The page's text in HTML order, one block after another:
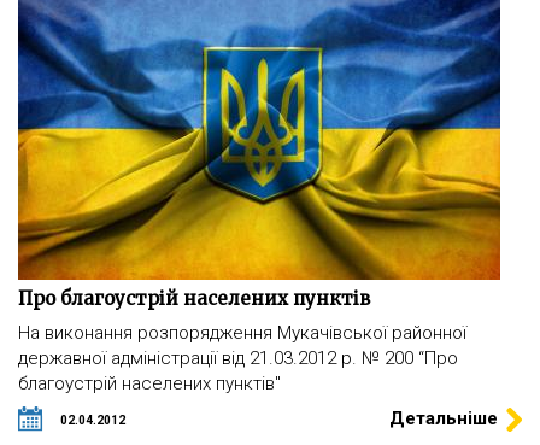
Про благоустрій населених пунктів
На виконання розпорядження Мукачівської районної
державної адміністрації від 21.03.2012 р. № 200 “Про
благоустрій населених пунктів"
02.04.2012 Детальніше